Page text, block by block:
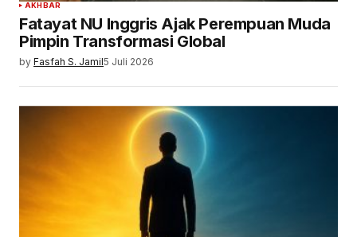
AKHBAR
Fatayat NU Inggris Ajak Perempuan Muda
Pimpin Transformasi Global
by Fasfah S. Jamil5 Juli 2026